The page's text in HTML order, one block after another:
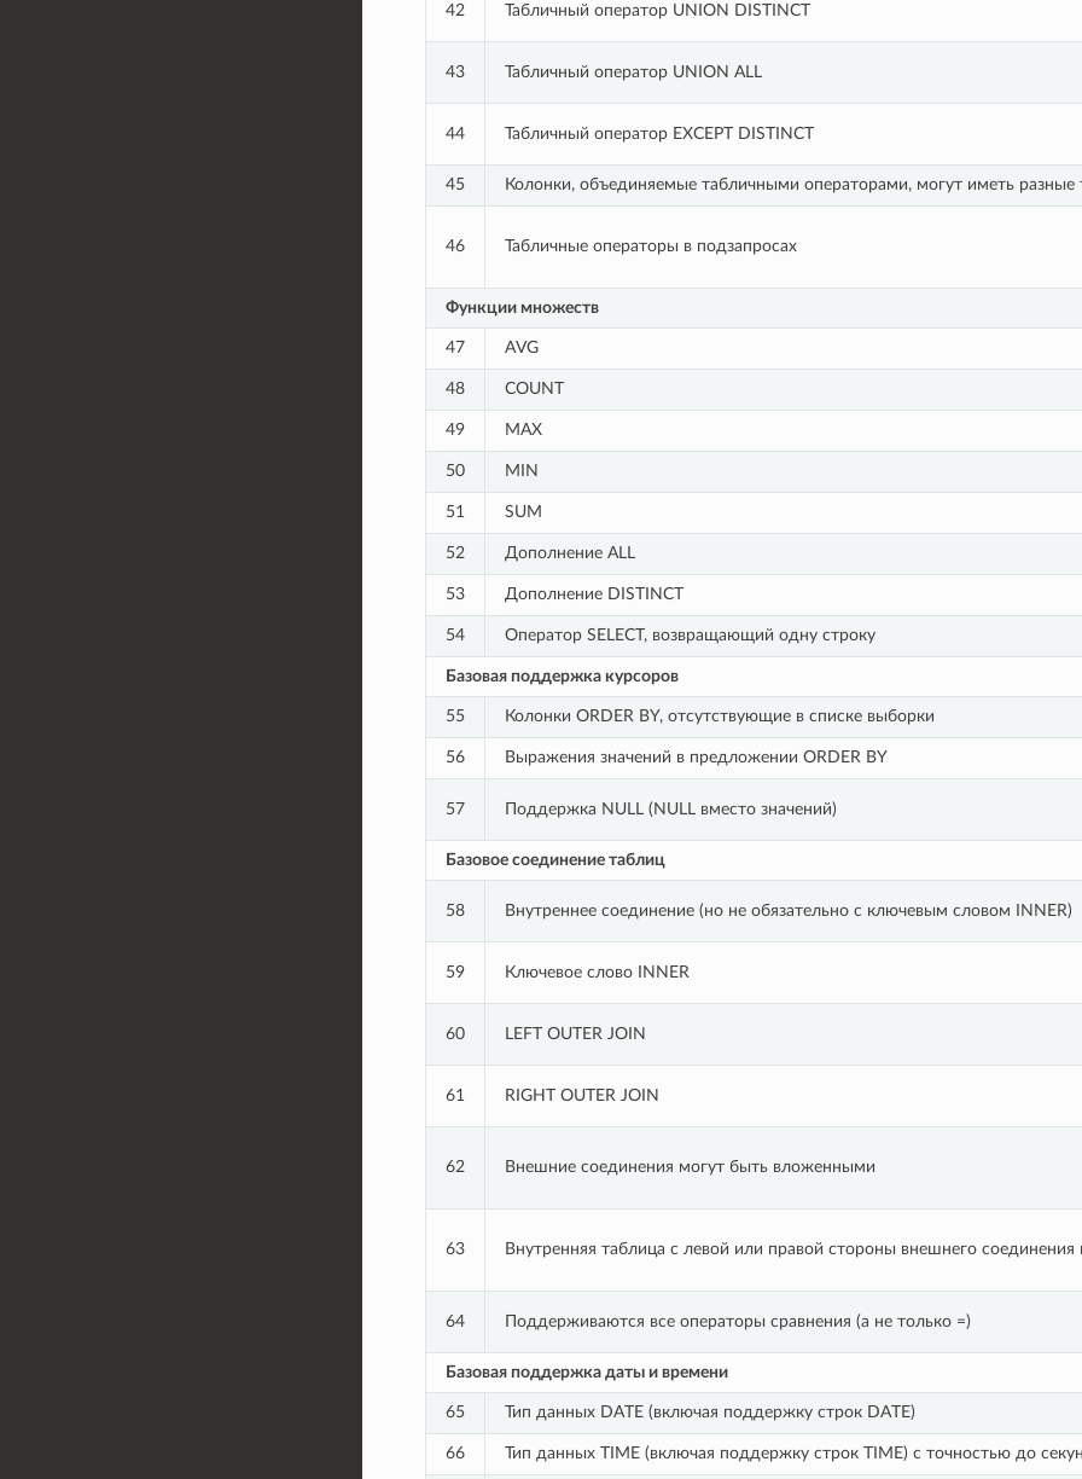
42 Табличный оператор UNION DISTINCT
43 Табличный оператор UNION ALL
44 Табличный оператор EXCEPT DISTINCT
45 Колонки, объединяемые табличными операторами, могут иметь
46 Табличные операторы в подзапросах
Функции множеств
47 AVG
48 COUNT
49 MAX
50 MIN
51 SUM
52 Дополнение ALL
53 Дополнение DISTINCT
54 Оператор SELECT, возвращающий одну строку
Базовая поддержка курсоров
55 Колонки ORDER BY, отсутствующие в списке выборки
56 Выражения значений в предложении ORDER BY
57 Поддержка NULL (NULL вместо значений)
Базовое соединение таблиц
58 Внутреннее соединение (но не обязательно с ключевым словом INNER)
59 Ключевое слово INNER
60 LEFT OUTER JOIN
61 RIGHT OUTER JOIN
62 Внешние соединения могут быть вложенными
63 Внутренняя таблица с левой или правой стороны внешнего
64 Поддерживаются все операторы сравнения (а не только =)
Базовая поддержка даты и времени
65 Тип данных DATE (включая поддержку строк DATE)
66 Тип данных TIME (включая поддержку строк TIME) с точностью до